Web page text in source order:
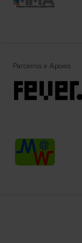
Parceiros e Apoios